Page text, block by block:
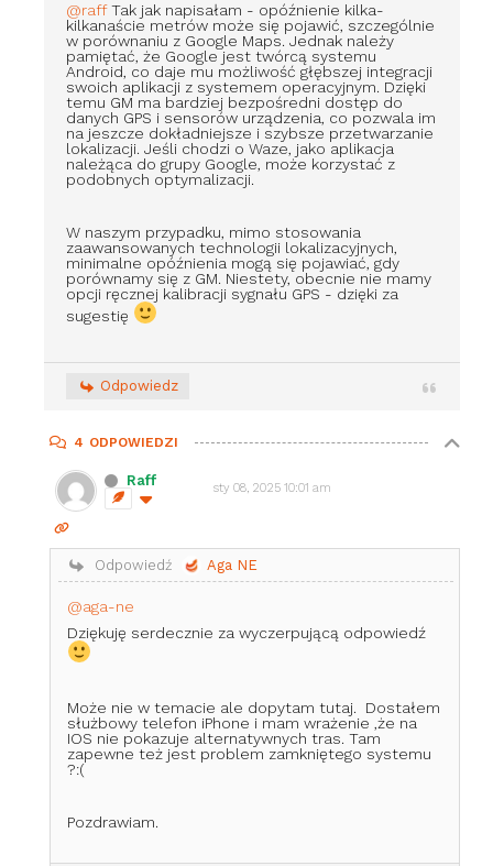
@raffTak jak napisałam - opóźnienie kilka-
kilkanaście metrów może się pojawić, szczególnie
w porównaniu z Google Maps. Jednak należy
pamiętać, że Google jest twórcą systemu
Android, co daje mu możliwość głębszej integracji
swoich aplikacji z systemem operacyjnym. Dzięki
temu GM ma bardziej bezpośredni dostęp do
danych GPS i sensorów urządzenia, co pozwala im
na jeszcze dokładniejsze i szybsze przetwarzanie
lokalizacji. Jeśli chodzi o Waze, jako aplikacja
należąca do grupy Google, może korzystać z
podobnych optymalizacji.
W naszym przypadku, mimo stosowania
zaawansowanych technologii lokalizacyjnych,
minimalne opóźnienia mogą się pojawiać, gdy
porównamy się z GM. Niestety, obecnie nie mamy
opcji ręcznej kalibracji sygnału GPS - dzięki za
sugestię
Odpowiedz
4 ODPOWIEDZI
Raff sty 08, 2025 10:01 am
Odpowiedź Aga NE
@aga-ne
Dziękuję serdecznie za wyczerpującą odpowiedź
Może nie w temacie ale dopytam tutaj. Dostałem
służbowy telefon iPhone i mam wrażenie ,że na
IOS nie pokazuje alternatywnych tras. Tam
zapewne też jest problem zamkniętego systemu
?:(
Pozdrawiam.